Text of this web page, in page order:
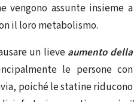
vengono assunte insieme a
il loro metabolismo.
un lieve aumento della
le persone con
poiché le statine riducono